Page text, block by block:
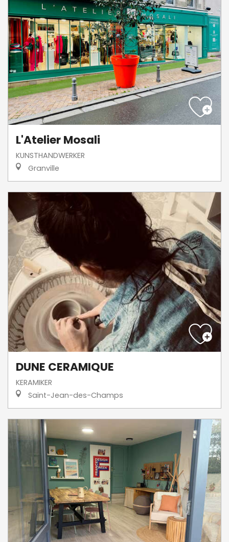
L'Atelier Mosali
KUNSTHANDWERKER
Granville
DUNE CERAMIQUE
KERAMIKER
Saint-Jean-des-Champs